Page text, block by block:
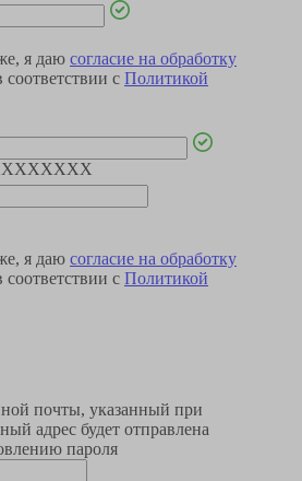
я даю согласие на обработку
соответствии с Политикой
я даю согласие на обработку
соответствии с Политикой
почты, указанный при
адрес будет отправлена
пароля